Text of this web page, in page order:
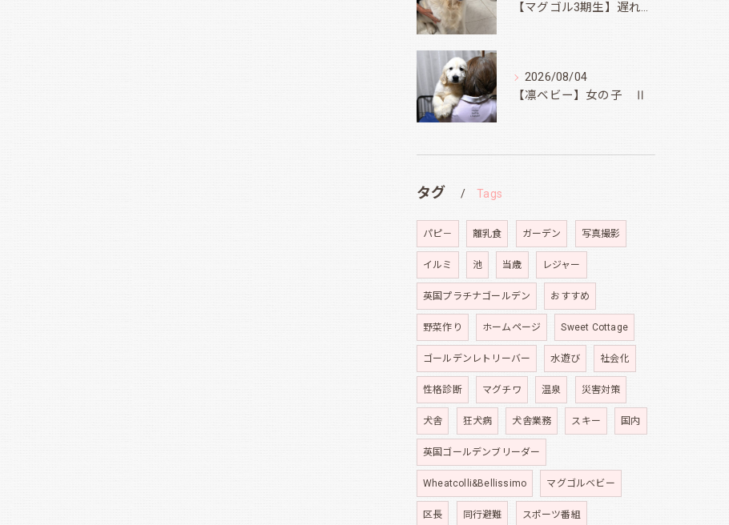
【マグゴル3期生】遅ればせながら
2026/08/04
【凛ベビー】女の子 Ⅱ
タグ Tags
パピ－ 離乳食 ガーデン 写真撮影
イルミ 池 当歳 レジャー
英国プラチナゴールデン おすすめ
野菜作り ホームページ Sweet Cottage
ゴールデンレトリーバー 水遊び 社会化
性格診断 マグチワ 温泉 災害対策
犬舎 狂犬病 犬舎業務 スキー 国内
英国ゴールデンブリーダー
Wheatcolli&Bellissimo マグゴルベビー
区長 同行避難 スポーツ番組